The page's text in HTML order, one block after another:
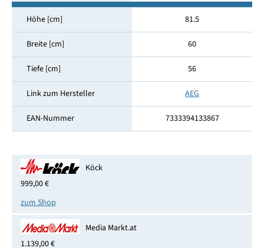
Höhe [cm] 81.5
Breite [cm] 60
Tiefe [cm] 56
Link zum Hersteller AEG
EAN-Nummer 7333394133867
Köck
999,00 €
zum Shop
Media Markt.at
1.139,00 €